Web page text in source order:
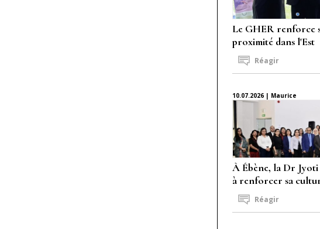
Le GHER renforce
proximité dans l'Est
Réagir
10.07.2026 | Maurice
À Ébène, la Dr
à renforcer sa
Réagir